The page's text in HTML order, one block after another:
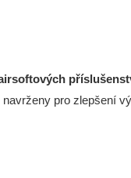
navrženy pro zlepšení